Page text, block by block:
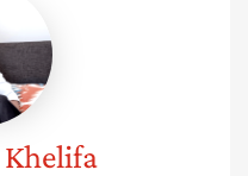
Khelifa